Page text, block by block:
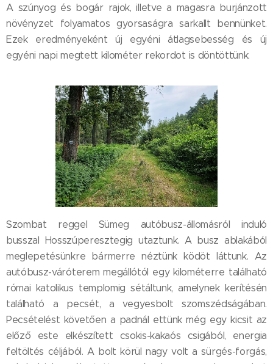
A szúnyog és bogár rajok, illetve a magasra burjánzott
növényzet folyamatos gyorsaságra sarkallt bennünket.
Ezek eredményeként új egyéni átlagsebesség és új
egyéni napi megtett kilométer rekordot is döntöttünk.
Szombat reggel Sümeg autóbusz-állomásról induló
busszal Hosszúperesztegig utaztunk. A busz ablakából
meglepetésünkre bármerre néztünk ködöt láttunk. Az
autóbusz-váróterem megállótól egy kilométerre található
római katolikus templomig sétáltunk, amelynek kerítésén
található a pecsét, a vegyesbolt szomszédságában.
Pecsételést követően a padnál ettünk még egy kicsit az
előző este elkészített csokis-kakaós csigából, energia
feltöltés céljából. A bolt körül nagy volt a sürgés-forgás,